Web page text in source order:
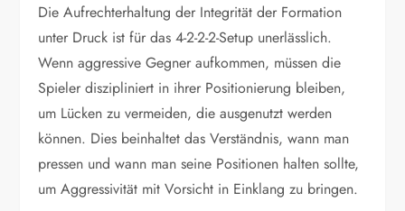
Die Aufrechterhaltung der Integrität der Formation
unter Druck ist für das 4-2-2-2-Setup unerlässlich.
Wenn aggressive Gegner aufkommen, müssen die
Spieler diszipliniert in ihrer Positionierung bleiben,
um Lücken zu vermeiden, die ausgenutzt werden
können. Dies beinhaltet das Verständnis, wann man
pressen und wann man seine Positionen halten sollte,
um Aggressivität mit Vorsicht in Einklang zu bringen.